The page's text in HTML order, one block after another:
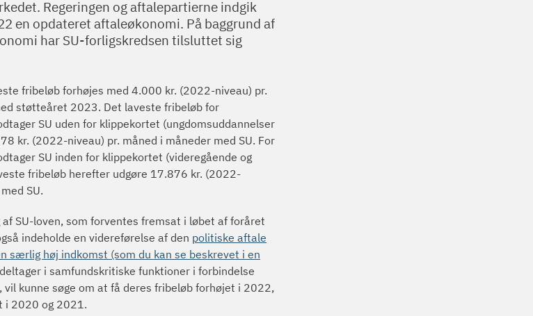
Regeringen og aftalepartierne indgik
en opdateret aftaleøkonomi. På baggrund af
har SU-forligskredsen tilsluttet sig
fribeløb forhøjes med 4.000 kr. (2022-niveau) pr.
støtteåret 2023. Det laveste fribeløb for
SU uden for klippekortet (ungdomsuddannelser
kr. (2022-niveau) pr. måned i måneder med SU. For
SU inden for klippekortet (videregående og
fribeløb herefter udgøre 17.876 kr. (2022-
SU.
SU-loven, som forventes fremsat i løbet af foråret
indeholde en videreførelse af den politiske aftale
særlig høj indkomst (som du kan se beskrevet i en
i samfundskritiske funktioner i forbindelse
vil kunne søge om at få deres fribeløb forhøjet i 2022,
i 2020 og 2021.